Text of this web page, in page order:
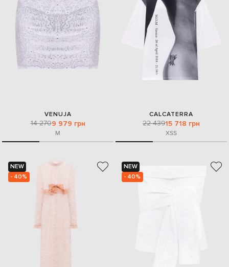
VENUJA
14 2709 979 грн
M
CALCATERRA
22 43915 718 грн
XSS
NEW
- 40%
NEW
- 40%